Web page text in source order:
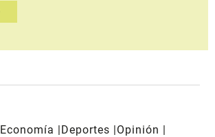
Economía Deportes
Opinión